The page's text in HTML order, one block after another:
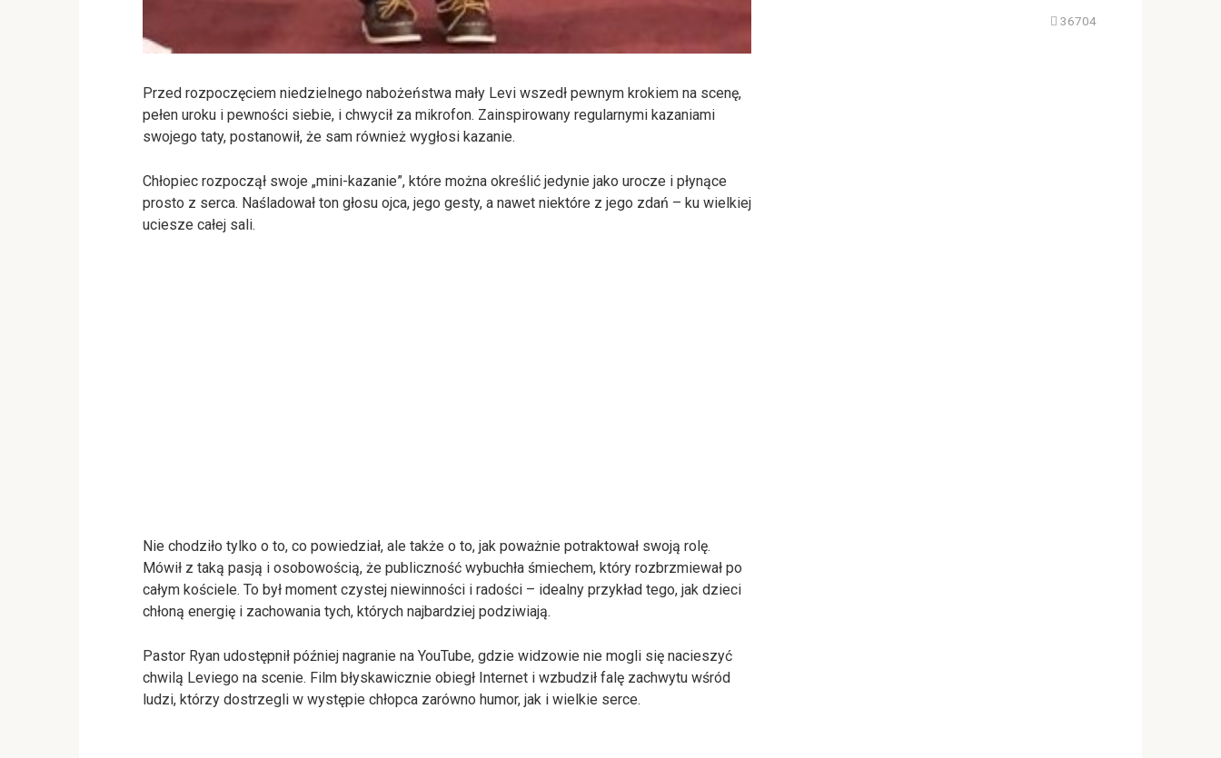
Przed rozpoczęciem niedzielnego nabożeństwa mały Levi wszedł pewnym krokiem na scenę,
pełen uroku i pewności siebie, i chwycił za mikrofon. Zainspirowany regularnymi kazaniami
swojego taty, postanowił, że sam również wygłosi kazanie.
Chłopiec rozpoczął swoje „mini-kazanie”, które można określić jedynie jako urocze i płynące
prosto z serca. Naśladował ton głosu ojca, jego gesty, a nawet niektóre z jego zdań – ku wielkiej
uciesze całej sali.
Nie chodziło tylko o to, co powiedział, ale także o to, jak poważnie potraktował swoją rolę.
Mówił z taką pasją i osobowością, że publiczność wybuchła śmiechem, który rozbrzmiewał po
całym kościele. To był moment czystej niewinności i radości – idealny przykład tego, jak dzieci
chłoną energię i zachowania tych, których najbardziej podziwiają.
Pastor Ryan udostępnił później nagranie na YouTube, gdzie widzowie nie mogli się nacieszyć
chwilą Leviego na scenie. Film błyskawicznie obiegł Internet i wzbudził falę zachwytu wśród
ludzi, którzy dostrzegli w występie chłopca zarówno humor, jak i wielkie serce.
36704